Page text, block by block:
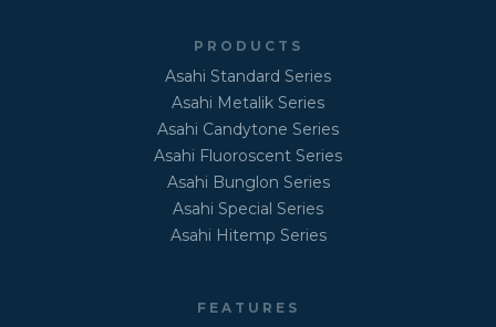
PRODUCTS
Asahi Standard Series
Asahi Metalik Series
Asahi Candytone Series
Asahi Fluoroscent Series
Asahi Bunglon Series
Asahi Special Series
Asahi Hitemp Series
FEATURES